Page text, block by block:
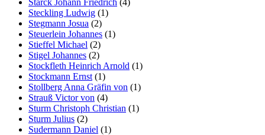
Starck Johann Friedrich (4)
Steckling Ludwig (1)
Stegmann Josua (2)
Steuerlein Johannes (1)
Stieffel Michael (2)
Stigel Johannes (2)
Stockfleth Heinrich Arnold (1)
Stockmann Ernst (1)
Stollberg Anna Gräfin von (1)
Strauß Victor von (4)
Sturm Christoph Christian (1)
Sturm Julius (2)
Sudermann Daniel (1)